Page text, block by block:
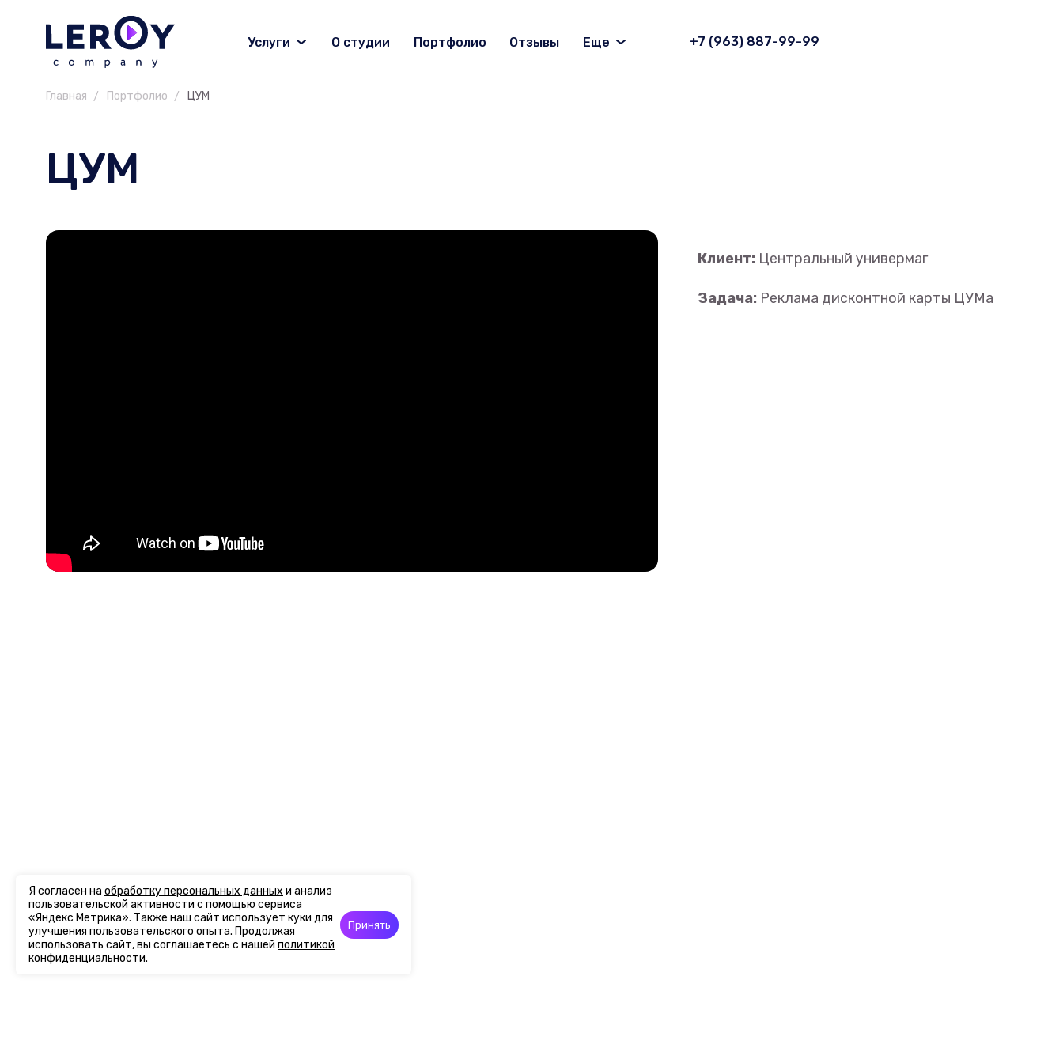
Услуги О студии Портфолио Отзывы Еще +7 (963) 887-99-99
Главная Портфолио ЦУМ
ЦУМ
Клиент: Центральный универмаг
Задача: Реклама дисконтной карты ЦУМа
Я согласен на обработку персональных данных и анализ
пользовательской активности с помощью сервиса
«Яндекс Метрика». Также наш сайт использует куки для
улучшения пользовательского опыта. Продолжая
использовать сайт, вы соглашаетесь с нашей политикой
конфиденциальности.
Принять